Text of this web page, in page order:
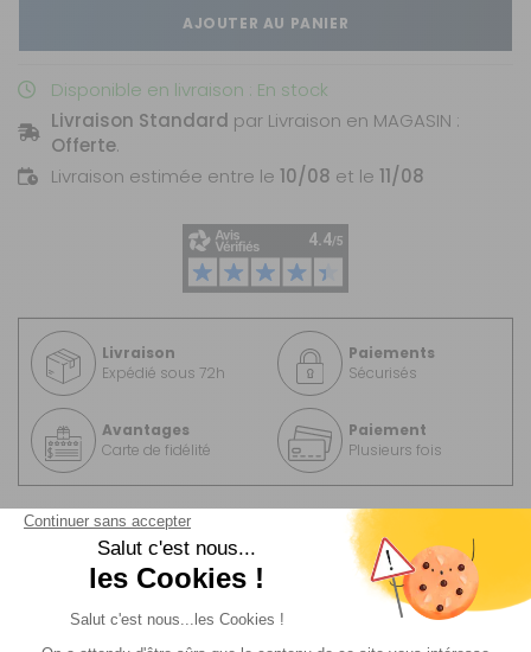
AJOUTER AU PANIER
Disponible en livraison : En stock
Livraison Standard par Livraison en MAGASIN :
Offerte.
Livraison estimée entre le 10/08 et le 11/08
Livraison
Expédié sous 72h
Paiements
Sécurisés
Avantages
Carte de fidélité
Paiement
Plusieurs fois
Description Informations complémentaires